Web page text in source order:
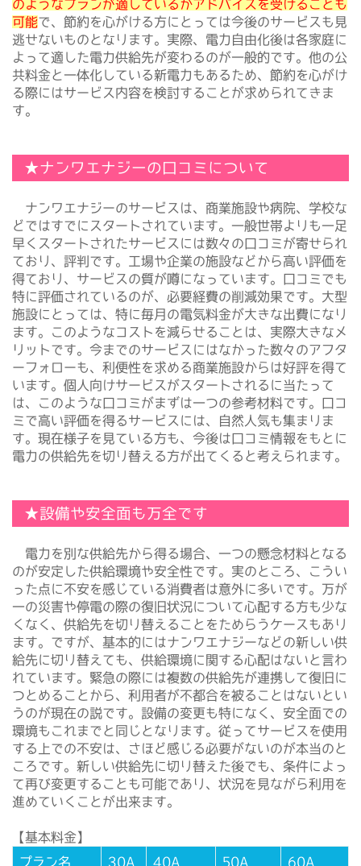
のようなプランが適しているかアドバイスを受けることも
可能で、節約を心がける方にとっては今後のサービスも見
逃せないものとなります。実際、電力自由化後は各家庭に
よって適した電力供給先が変わるのが一般的です。他の公
共料金と一体化している新電力もあるため、節約を心がけ
る際にはサービス内容を検討することが求められてきま
す。
★ナンワエナジーの口コミについて
ナンワエナジーのサービスは、商業施設や病院、学校な
どではすでにスタートされています。一般世帯よりも一足
早くスタートされたサービスには数々の口コミが寄せられ
ており、評判です。工場や企業の施設などから高い評価を
得ており、サービスの質が噂になっています。口コミでも
特に評価されているのが、必要経費の削減効果です。大型
施設にとっては、特に毎月の電気料金が大きな出費になり
ます。このようなコストを減らせることは、実際大きなメ
リットです。今までのサービスにはなかった数々のアフタ
ーフォローも、利便性を求める商業施設からは好評を得て
います。個人向けサービスがスタートされるに当たって
は、このような口コミがまずは一つの参考材料です。口コ
ミで高い評価を得るサービスには、自然人気も集まりま
す。現在様子を見ている方も、今後は口コミ情報をもとに
電力の供給先を切り替える方が出てくると考えられます。
★設備や安全面も万全です
電力を別な供給先から得る場合、一つの懸念材料となる
のが安定した供給環境や安全性です。実のところ、こうい
った点に不安を感じている消費者は意外に多いです。万が
一の災害や停電の際の復旧状況について心配する方も少な
くなく、供給先を切り替えることをためらうケースもあり
ます。ですが、基本的にはナンワエナジーなどの新しい供
給先に切り替えても、供給環境に関する心配はないと言わ
れています。緊急の際には複数の供給先が連携して復旧に
つとめることから、利用者が不都合を被ることはないとい
うのが現在の説です。設備の変更も特になく、安全面での
環境もこれまでと同じとなります。従ってサービスを使用
する上での不安は、さほど感じる必要がないのが本当のと
ころです。新しい供給先に切り替えた後でも、条件によっ
て再び変更することも可能であり、状況を見ながら利用を
進めていくことが出来ます。
【基本料金】
プラン名
30A 40A 50A 60A